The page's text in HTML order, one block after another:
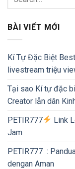
BÀI VIẾT MỚI
Kí Tự Đặc Biệt
livestream triệu
Tại sao Kí tự đặc
Creator lẫn dân
PETIR777
Link
Jam
PETIR777 :
dengan Aman